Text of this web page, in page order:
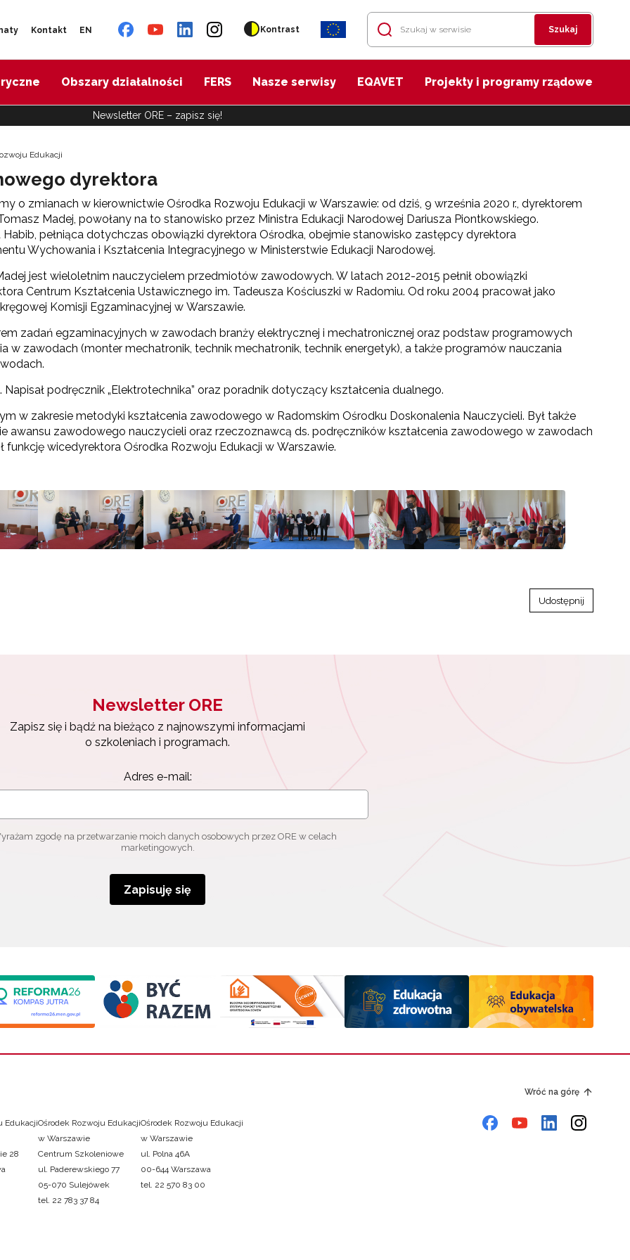
Kontakt EN Kontrast Szukaj
Obszary działalności FERS Nasze serwisy EQAVET Projekty i programy rządowe
Newsletter ORE – zapisz się!
Edukacji
dyrektora
o zmianach w kierownictwie Ośrodka Rozwoju Edukacji w Warszawie: od dziś, 9 września 2020 r., dyrektorem
Madej, powołany na to stanowisko przez Ministra Edukacji Narodowej Dariusza Piontkowskiego.
Habib, pełniąca dotychczas obowiązki dyrektora Ośrodka, obejmie stanowisko zastępcy dyrektora
Wychowania i Kształcenia Integracyjnego w Ministerstwie Edukacji Narodowej.
jest wieloletnim nauczycielem przedmiotów zawodowych. W latach 2012-2015 pełnił obowiązki
Centrum Kształcenia Ustawicznego im. Tadeusza Kościuszki w Radomiu. Od roku 2004 pracował jako
Komisji Egzaminacyjnej w Warszawie.
zadań egzaminacyjnych w zawodach branży elektrycznej i mechatronicznej oraz podstaw programowych
w zawodach (monter mechatronik, technik mechatronik, technik energetyk), a także programów nauczania
podręcznik „Elektrotechnika” oraz poradnik dotyczący kształcenia dualnego.
w zakresie metodyki kształcenia zawodowego w Radomskim Ośrodku Doskonalenia Nauczycieli. Był także
awansu zawodowego nauczycieli oraz rzeczoznawcą ds. podręczników kształcenia zawodowego w zawodach
funkcję wicedyrektora Ośrodka Rozwoju Edukacji w Warszawie.
Udostępnij
Newsletter ORE
Zapisz się i bądź na bieżąco z najnowszymi informacjami
o szkoleniach i programach.
Adres e-mail:
zgodę na przetwarzanie moich danych osobowych przez ORE w celach
marketingowych.
Zapisuję się
Wróć na górę
Edukacji
28
Ośrodek Rozwoju Edukacji
w Warszawie
Centrum Szkoleniowe
ul. Paderewskiego 77
05-070 Sulejówek
tel. 22 783 37 84
Ośrodek Rozwoju Edukacji
w Warszawie
ul. Polna 46A
00-644 Warszawa
tel. 22 570 83 00